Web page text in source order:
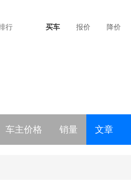
行 买车 报价 降价
车主价格 销量 文章